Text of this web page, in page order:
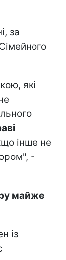
за
які
інше не
-
майже
із